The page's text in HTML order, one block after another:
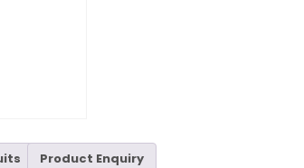
Product Enquiry